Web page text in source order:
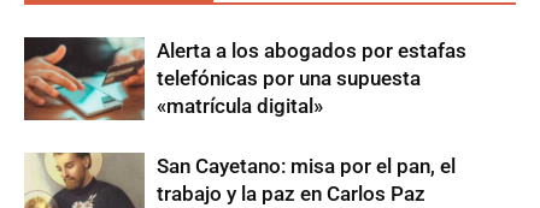
Alerta a los abogados por estafas
telefónicas por una supuesta
«matrícula digital»
San Cayetano: misa por el pan, el
trabajo y la paz en Carlos Paz